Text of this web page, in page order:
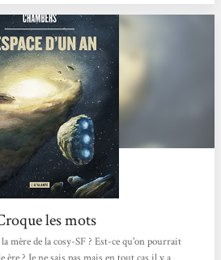
les mots
mère de la cosy-SF ? Est-ce qu'on pourrait